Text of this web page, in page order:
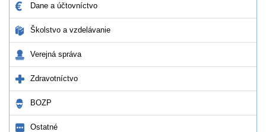
Dane a účtovníctvo
Školstvo a vzdelávanie
Verejná správa
Zdravotníctvo
BOZP
Ostatné